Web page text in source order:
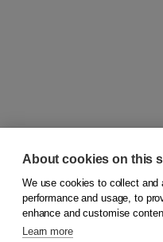
© 2026Koninklijke Boom
About cookies on this
We use cookies to collect and
performance and usage, to
enhance and customise
Learn more